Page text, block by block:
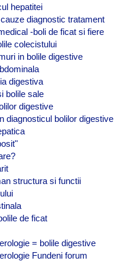
hepatitei
diagnostic tratament
-boli de ficat si fiere
colecistului
in bolile digestive
digestiva
bolile sale
digestive
diagnosticul bolilor digestive
structura si functii
de ficat
= bolile digestive
Fundeni forum